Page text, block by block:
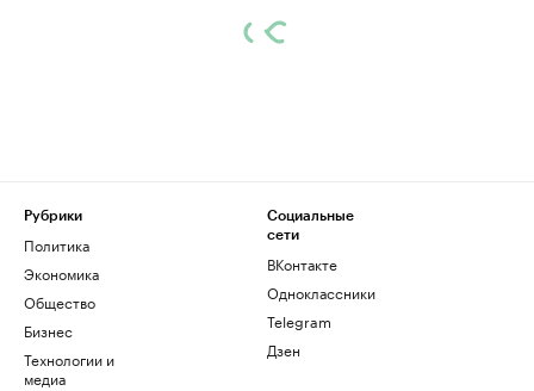
Рубрики
Политика
Экономика
Общество
Бизнес
Технологии и
медиа
Социальные
сети
ВКонтакте
Одноклассники
Telegram
Дзен